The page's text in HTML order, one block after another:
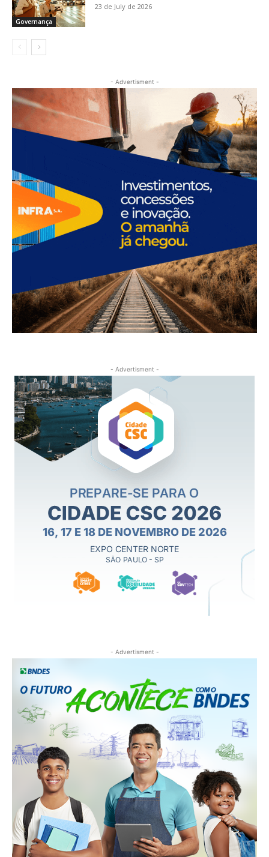
Governança
23 de July de 2026
- Advertisment -
- Advertisment -
- Advertisment -